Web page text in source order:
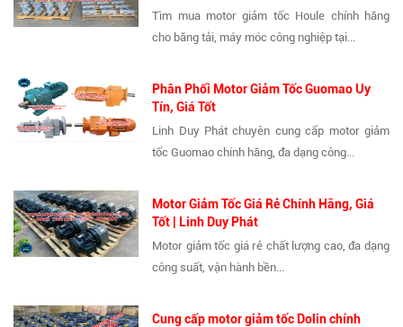
Tìm mua motor giảm tốc Houle chính hãng
cho băng tải, máy móc công nghiệp tại...
Phân Phối Motor Giảm Tốc Guomao Uy
Tín, Giá Tốt
Linh Duy Phát chuyên cung cấp motor giảm
tốc Guomao chính hãng, đa dạng công...
Motor Giảm Tốc Giá Rẻ Chính Hãng, Giá
Tốt | Linh Duy Phát
Motor giảm tốc giá rẻ chất lượng cao, đa dạng
công suất, vận hành bền...
Cung cấp motor giảm tốc Dolin chính